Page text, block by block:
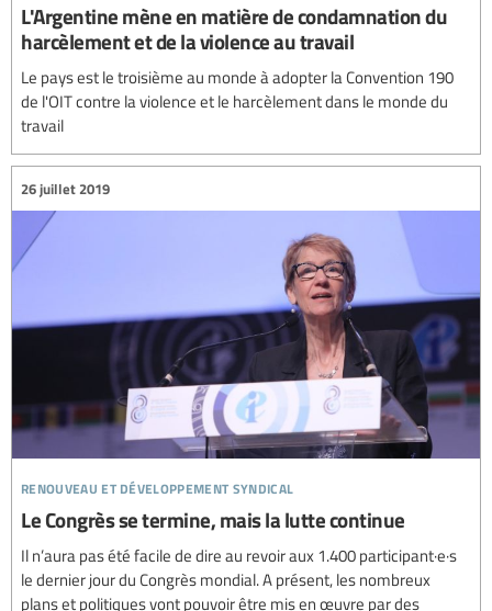
L'Argentine mène en matière de condamnation du
harcèlement et de la violence au travail
Le pays est le troisième au monde à adopter la Convention 190
de l'OIT contre la violence et le harcèlement dans le monde du
travail
renouveau et développement syndical
26 juillet 2019
Le Congrès se termine, mais la lutte continue
Il n’aura pas été facile de dire au revoir aux 1.400 participant·e·s
le dernier jour du Congrès mondial. A présent, les nombreux
plans et politiques vont pouvoir être mis en œuvre par des